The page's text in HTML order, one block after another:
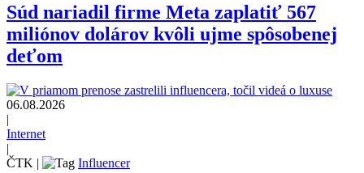
Súd nariadil firme Meta zaplatiť 567
miliónov dolárov kvôli ujme spôsobenej
deťom
06.08.2026
|
Internet
|
ČTK | Influencer